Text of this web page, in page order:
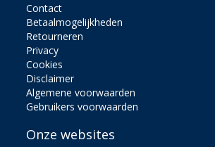
Contact
Betaalmogelijkheden
Retourneren
Privacy
Cookies
Disclaimer
Algemene voorwaarden
Gebruikers voorwaarden
Onze websites